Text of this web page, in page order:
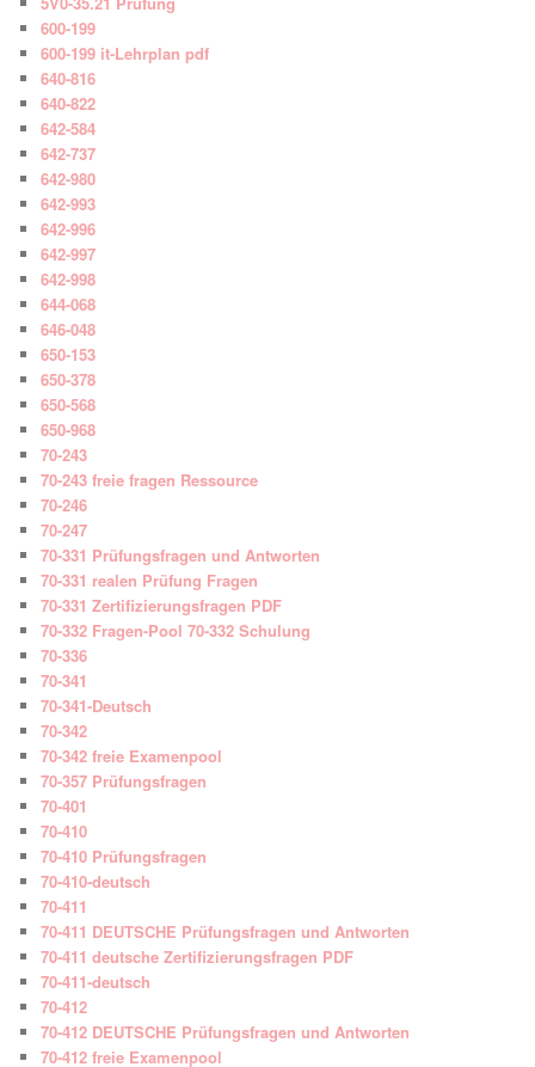
600-199
600-199 it-Lehrplan pdf
640-816
640-822
642-584
642-737
642-980
642-993
642-996
642-997
642-998
644-068
646-048
650-153
650-378
650-568
650-968
70-243
70-243 freie fragen Ressource
70-246
70-247
70-331 Prüfungsfragen und Antworten
70-331 realen Prüfung Fragen
70-331 Zertifizierungsfragen PDF
70-332 Fragen-Pool 70-332 Schulung
70-336
70-341
70-341-Deutsch
70-342
70-342 freie Examenpool
70-357 Prüfungsfragen
70-401
70-410
70-410 Prüfungsfragen
70-410-deutsch
70-411
70-411 DEUTSCHE Prüfungsfragen und Antworten
70-411 deutsche Zertifizierungsfragen PDF
70-411-deutsch
70-412
70-412 DEUTSCHE Prüfungsfragen und Antworten
70-412 freie Examenpool